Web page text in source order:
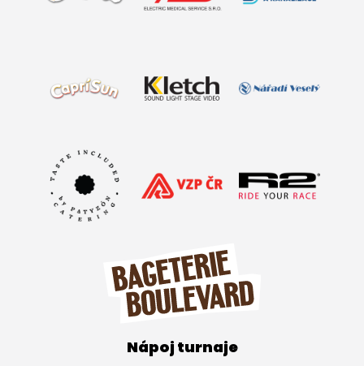
Nápoj turnaje